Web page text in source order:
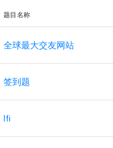
题目名称
全球最大交友网站
签到题
lfi